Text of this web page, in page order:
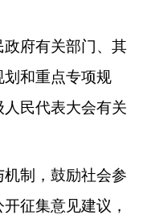
府有关部门、其
和重点专项规
民代表大会有关
制，鼓励社会参
征集意见建议，